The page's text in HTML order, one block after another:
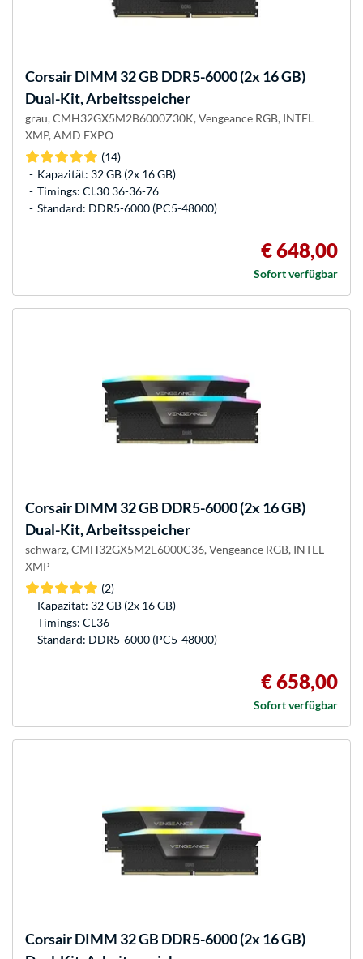
CorsairDIMM 32 GB DDR5-6000 (2x 16 GB)
Dual-Kit, Arbeitsspeicher
grau, CMH32GX5M2B6000Z30K, Vengeance RGB, INTEL
XMP, AMD EXPO
(14)
Kapazität: 32 GB (2x 16 GB)
Timings: CL30 36-36-76
Standard: DDR5-6000 (PC5-48000)
€ 648,00
Sofort verfügbar
CorsairDIMM 32 GB DDR5-6000 (2x 16 GB)
Dual-Kit, Arbeitsspeicher
schwarz, CMH32GX5M2E6000C36, Vengeance RGB, INTEL
XMP
(2)
Kapazität: 32 GB (2x 16 GB)
Timings: CL36
Standard: DDR5-6000 (PC5-48000)
€ 658,00
Sofort verfügbar
CorsairDIMM 32 GB DDR5-6000 (2x 16 GB)